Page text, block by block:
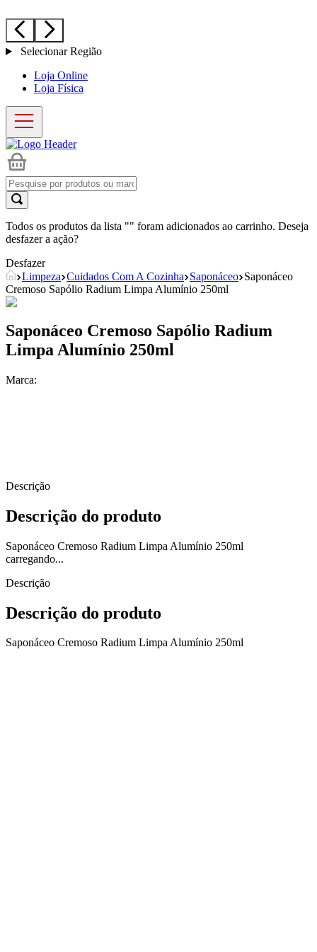
Selecionar Região
Loja Online
Loja Física
Todos os produtos da lista "" foram adicionados ao carrinho. Deseja
desfazer a ação?
Desfazer
Limpeza Cuidados Com A Cozinha Saponáceo Saponáceo
Cremoso Sapólio Radium Limpa Alumínio 250ml
Saponáceo Cremoso Sapólio Radium
Limpa Alumínio 250ml
Marca:
Descrição
Descrição do produto
Saponáceo Cremoso Radium Limpa Alumínio 250ml
carregando...
Descrição
Descrição do produto
Saponáceo Cremoso Radium Limpa Alumínio 250ml